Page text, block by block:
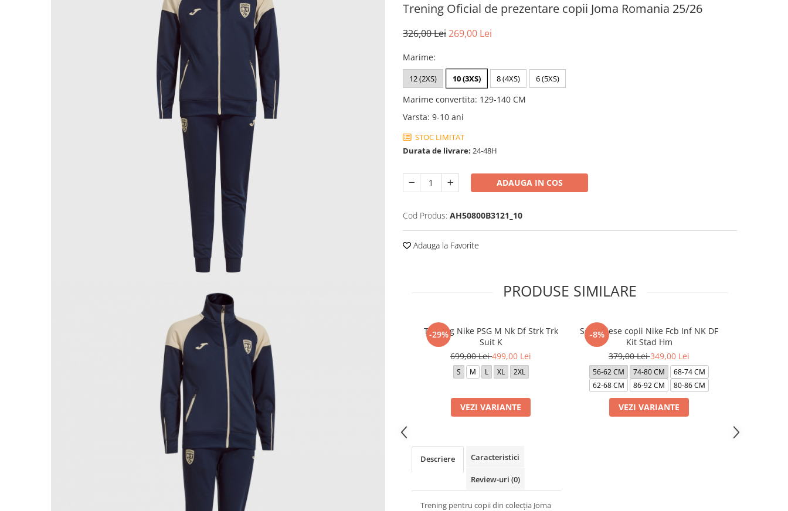
Trening Oficial de prezentare copii Joma Romania 25/26
326,00 Lei269,00 Lei
Marime:
12 (2XS) 10 (3XS) 8 (4XS) 6 (5XS)
Marime convertita: 129-140 CM
Varsta: 9-10 ani
STOC LIMITAT
Durata de livrare: 24-48H
ADAUGA IN COS
Cod Produs: AH50800B3121_10
Adauga la Favorite
PRODUSE SIMILARE
-29%
Trening Nike PSG M Nk Df Strk Trk
Suit K
699,00 Lei499,00 Lei
S M L XL 2XL
VEZI VARIANTE
-8%
Set 3 Piese copii Nike Fcb Inf NK DF
Kit Stad Hm
379,00 Lei349,00 Lei
56-62 CM 74-80 CM
68-74 CM
62-68 CM
86-92 CM 80-86 CM
VEZI VARIANTE
Descriere Caracteristici
Review-uri (0)
Trening pentru copii din colecția Joma